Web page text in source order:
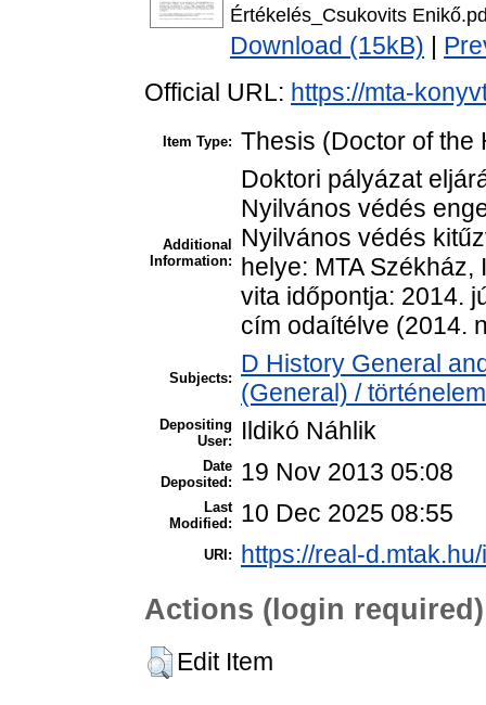
Értékelés_Csukovits
Download (15kB)
Official URL: https://mta-
Item Type: Thesis (Doctor of the
Additional
Information:
Doktori pályázat
Nyilvános védés
Nyilvános védés
helye: MTA
vita időpontja: 2014.
cím odaítélve (2014.
Subjects:
D History General
(General) /
Depositing
User:
Ildikó Náhlik
Date
Deposited:
19 Nov 2013 05:08
Last
Modified:
10 Dec 2025 08:55
URI: https://real-
Actions (login required)
Edit Item